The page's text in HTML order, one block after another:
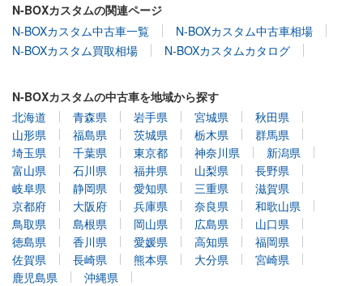
N-BOXカスタムの関連ページ
N-BOXカスタム中古車一覧
N-BOXカスタム中古車相場
N-BOXカスタム買取相場
N-BOXカスタムカタログ
N-BOXカスタムの中古車を地域から探す
北海道
青森県 岩手県 宮城県
秋田県
山形県
福島県 茨城県 栃木県
群馬県
埼玉県
千葉県 東京都 神奈川県
新潟県
富山県
石川県 福井県 山梨県
長野県
岐阜県
静岡県 愛知県 三重県
滋賀県
京都府
大阪府 兵庫県 奈良県
和歌山県
鳥取県
島根県 岡山県 広島県
山口県
徳島県
香川県 愛媛県 高知県
福岡県
佐賀県
長崎県 熊本県 大分県
宮崎県
鹿児島県
沖縄県